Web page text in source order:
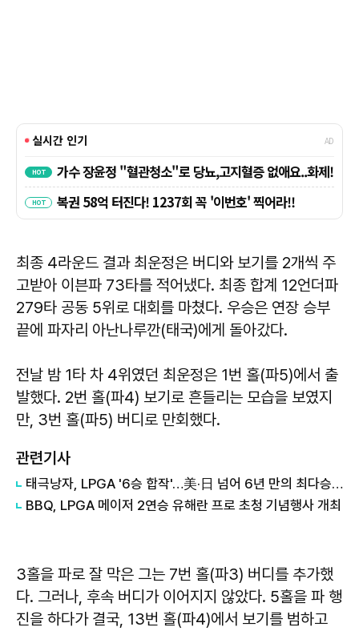
최종 4라운드 결과 최운정은 버디와 보기를 2개씩 주
고받아 이븐파 73타를 적어냈다. 최종 합계 12언더파
279타 공동 5위로 대회를 마쳤다. 우승은 연장 승부
끝에 파자리 아난나루깐(태국)에게 돌아갔다.
전날 밤 1타 차 4위였던 최운정은 1번 홀(파5)에서 출
발했다. 2번 홀(파4) 보기로 흔들리는 모습을 보였지
만, 3번 홀(파5) 버디로 만회했다.
관련기사
태극낭자, LPGA '6승 합작'…美·日 넘어 6년 만의 최다승 탈환 기대감
BBQ, LPGA 메이저 2연승 유해란 프로 초청 기념행사 개최
3홀을 파로 잘 막은 그는 7번 홀(파3) 버디를 추가했
다. 그러나, 후속 버디가 이어지지 않았다. 5홀을 파 행
진을 하다가 결국, 13번 홀(파4)에서 보기를 범하고